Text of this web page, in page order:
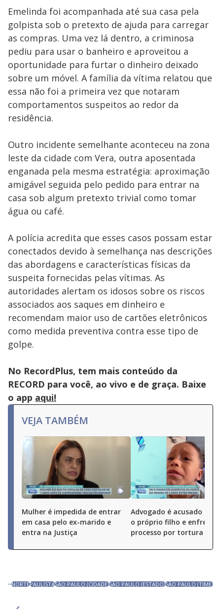
Emelinda foi acompanhada até sua casa pela
golpista sob o pretexto de ajuda para carregar
as compras. Uma vez lá dentro, a criminosa
pediu para usar o banheiro e aproveitou a
oportunidade para furtar o dinheiro deixado
sobre um móvel. A família da vítima relatou que
essa não foi a primeira vez que notaram
comportamentos suspeitos ao redor da
residência.
Outro incidente semelhante aconteceu na zona
leste da cidade com Vera, outra aposentada
enganada pela mesma estratégia: aproximação
amigável seguida pelo pedido para entrar na
casa sob algum pretexto trivial como tomar
água ou café.
A polícia acredita que esses casos possam estar
conectados devido à semelhança nas descrições
das abordagens e características físicas da
suspeita fornecidas pelas vítimas. As
autoridades alertam os idosos sobre os riscos
associados aos saques em dinheiro e
recomendam maior uso de cartões eletrônicos
como medida preventiva contra esse tipo de
golpe.
No RecordPlus, tem mais conteúdo da
RECORD para você, ao vivo e de graça. Baixe
o app aqui!
VEJA TAMBÉM
Mulher é impedida de entrar
em casa pelo ex-marido e
entra na Justiça
Advogado é acusado de
o próprio filho e enfrenta
processo por tortura
NORTEPAULISTASÃO PAULO (CIDADE)SÃO PAULO (ESTADO)SÃO PAULO (TIME)